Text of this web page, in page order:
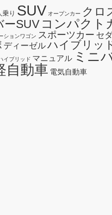
乗り SUV オープンカー クロ
ーSUV コンパクト
ションワゴン スポーツカー セ
ディーゼルハイブリッ
イブリッド マニュアル ミニ
自動車 電気自動車